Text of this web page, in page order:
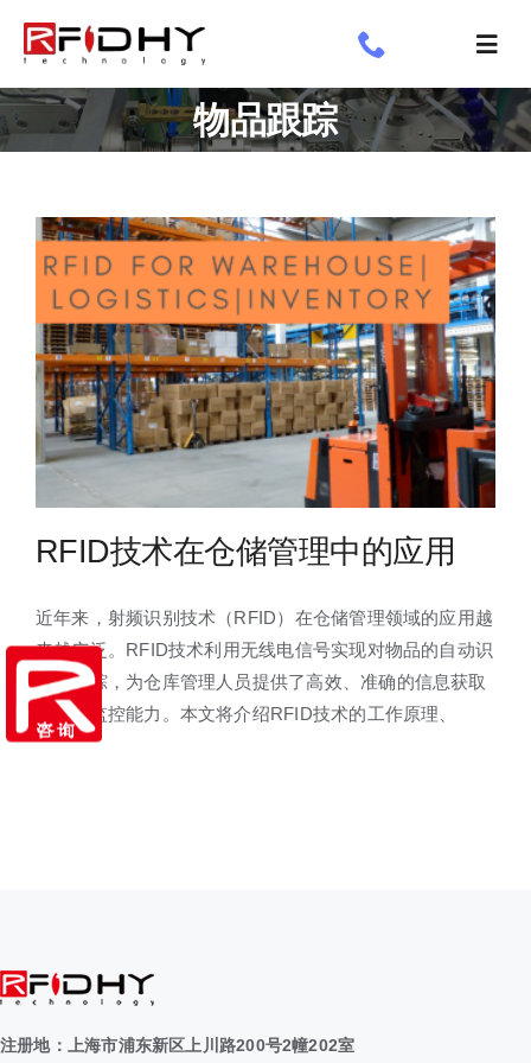
容
切
换
导
航
了解我们
定制标签 专享
新闻专栏
物品跟踪
RFID技术在仓储管理中的应用
近年来，射频识别技术（RFID）在仓储管理领域的应用越
来越广泛。RFID技术利用无线电信号实现对物品的自动识
别和跟踪，为仓库管理人员提供了高效、准确的信息获取
和实时监控能力。本文将介绍RFID技术的工作原理、
注册地：上海市浦东新区上川路200号2幢202室